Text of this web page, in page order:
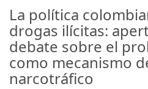
La política
drogas ilícitas:
debate sobre el
como mecanismo
narcotráfico